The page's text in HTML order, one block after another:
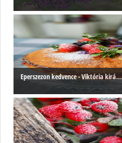
Eperszezon kedvence - Viktória kirá...